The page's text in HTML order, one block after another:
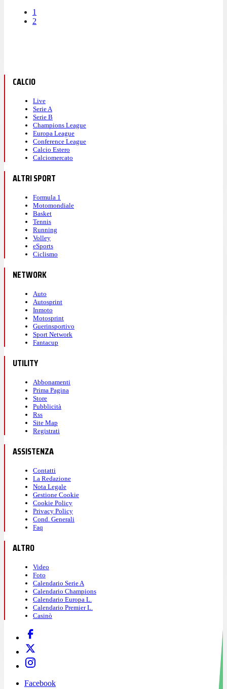
1
2
CALCIO
Live
Serie A
Serie B
Champions League
Europa League
Conference League
Calcio Estero
Calciomercato
ALTRI SPORT
Formula 1
Motomondiale
Basket
Tennis
Running
Volley
eSports
Ciclismo
NETWORK
Auto
Autosprint
Inmoto
Motosprint
Guerinsportivo
Sport Network
Fantacup
UTILITY
Abbonamenti
Prima Pagina
Store
Pubblicità
Rss
Site Map
Registrati
ASSISTENZA
Contatti
La Redazione
Nota Legale
Gestione Cookie
Cookie Policy
Privacy Policy
Cond. Generali
Faq
ALTRO
Video
Foto
Calendario Serie A
Calendario Champions
Calendario Europa L.
Calendario Premier L.
Casinò
Facebook